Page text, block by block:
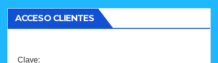
ACCESO CLIENTES
Clave: